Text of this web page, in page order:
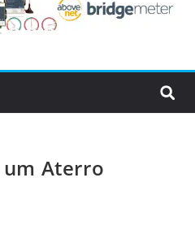
Aterro